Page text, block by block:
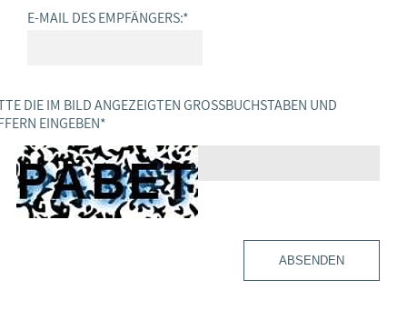
E-MAIL DES EMPFÄNGERS:*
DIE IM BILD ANGEZEIGTEN GROSSBUCHSTABEN UND Z
EINGEBEN *
ABSENDEN